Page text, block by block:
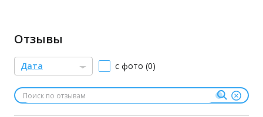
Отзывы
Дата с фото (0)